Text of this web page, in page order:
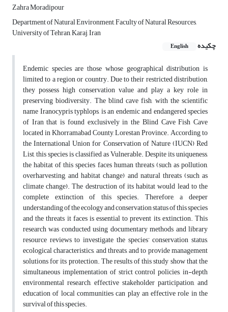
Zahra Moradipour
Department of Natural Environment, Faculty of Natural Resources,
University of Tehran, Karaj, Iran
چکیده
English
Endemic species are those whose geographical distribution is
limited to a region or country. Due to their restricted distribution,
they possess high conservation value and play a key role in
preserving biodiversity. The blind cave fish, with the scientific
name Iranocypris typhlops, is an endemic and endangered species
of Iran that is found exclusively in the Blind Cave Fish Cave
located in Khorramabad County, Lorestan Province. According to
the International Union for Conservation of Nature (IUCN) Red
List, this species is classified as Vulnerable. Despite its uniqueness,
the habitat of this species faces human threats (such as pollution,
overharvesting, and habitat change) and natural threats (such as
climate change). The destruction of its habitat would lead to the
complete extinction of this species. Therefore, a deeper
understanding of the ecology and conservation status of this species
and the threats it faces is essential to prevent its extinction. This
research was conducted using documentary methods and library
resource reviews to investigate the species’ conservation status,
ecological characteristics, and threats, and to provide management
solutions for its protection. The results of this study show that the
simultaneous implementation of strict control policies, in-depth
environmental research, effective stakeholder participation, and
education of local communities can play an effective role in the
survival of this species.